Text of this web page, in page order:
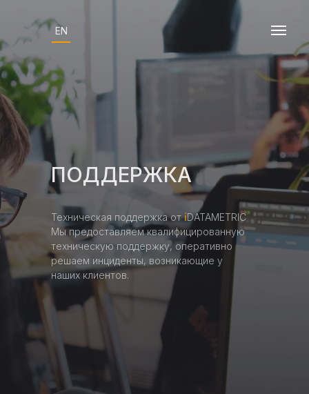
EN
ПОДДЕРЖКА
Техническая поддержка отiDATAMETRIC
Мы предоставляем квалифицированную
техническую поддержку, оперативно
решаем инциденты, возникающие у
наших клиентов.